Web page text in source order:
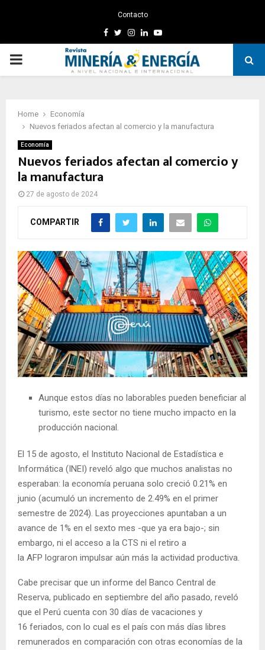
Contacto
Facebook
TwitterInstagram
LinkedinYoutube
PRIMARY
Home
Economía
Nuevos feriados afectan al comercio y la manufactura
Economía
Nuevos feriados afectan al comercio y
la manufactura
27 de agosto de 2024
COMPARTIR
Aunque estos días no laborables pueden beneficiar al
turismo, este sector no tiene mucho impacto en la
producción nacional.
El 15 de agosto, el Instituto Nacional de Estadística e
Informática (INEI) reveló algo que muchos analistas no
esperaban: la economía peruana solo creció 0.21% en
junio (acumuló un incremento de 2.49% en el primer
semestre de 2024). Las proyecciones apuntaban a un
avance de 1% en el sexto mes -que ya era bajo-; sin
embargo, ni el acceso a la CTS ni el retiro a
la AFP lograron impulsar aún más la actividad productiva.
Cabe precisar que un informe del Banco Central de
Reserva, publicado en septiembre del año pasado, reveló
que el Perú cuenta con 30 días de vacaciones y
16 feriados, con lo cual es el país con más días libres
remunerados en comparación con otras economías de la